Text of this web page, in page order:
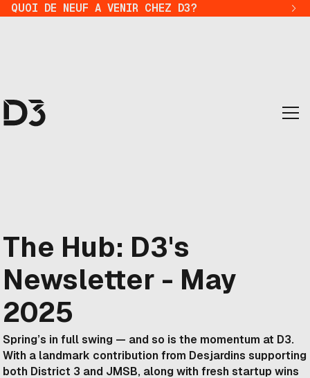
QUOI DE NEUF A VENIR CHEZ D3?
The Hub: D3's
Newsletter - May
2025
Spring’s in full swing — and so is the momentum at D3.
With a landmark contribution from Desjardins supporting
both District 3 and JMSB, along with fresh startup wins